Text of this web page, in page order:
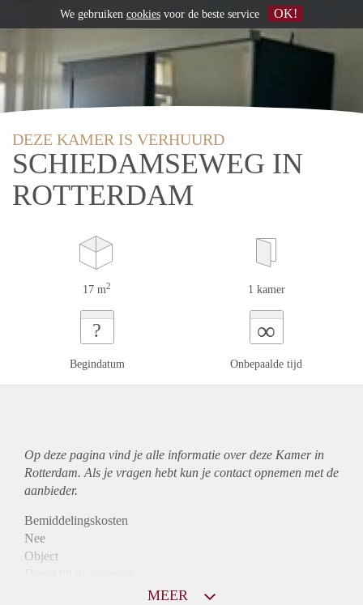
DEZE KAMER IS VERHUURD
SCHIEDAMSEWEG IN
ROTTERDAM
17 m2 1 kamer
?
Begindatum
∞
Onbepaalde tijd
Op deze pagina vind je alle informatie over deze Kamer in
Rotterdam. Als je vragen hebt kun je contact opnemen met de
aanbieder.
Bemiddelingskosten
Nee
Object
MEER
We gebruiken cookies voor de beste service OK!